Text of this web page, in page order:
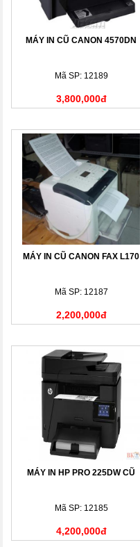
MÁY IN CŨ CANON 4570DN
Mã SP: 12189
3,800,000đ
MÁY IN CŨ CANON FAX L170
Mã SP: 12187
2,200,000đ
MÁY IN HP PRO 225DW CŨ
Mã SP: 12185
4,200,000đ